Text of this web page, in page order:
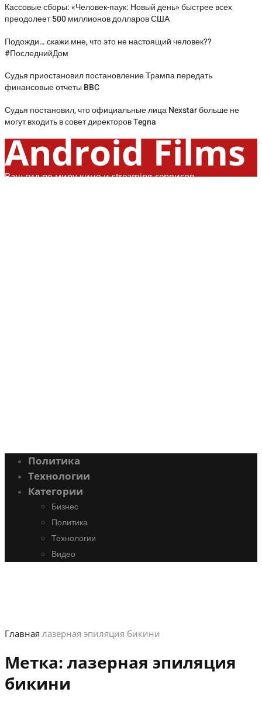
Кассовые сборы: «Человек-паук: Новый день» быстрее всех
преодолеет 500 миллионов долларов США
Подожди… скажи мне, что это не настоящий человек??
#ПоследнийДом
Судья приостановил постановление Трампа передать
финансовые отчеты BBC
Судья постановил, что официальные лица Nexstar больше не
могут входить в совет директоров Tegna
Android Films
Ваш гид по миру кино и streaming-сервисов
Политика
Технологии
Категории
Бизнес
Политика
Технологии
Видео
Главная лазерная эпиляция бикини
Метка: лазерная эпиляция
бикини